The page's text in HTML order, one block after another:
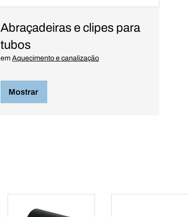
Abraçadeiras e clipes para
tubos
em Aquecimento e canalização
Mostrar